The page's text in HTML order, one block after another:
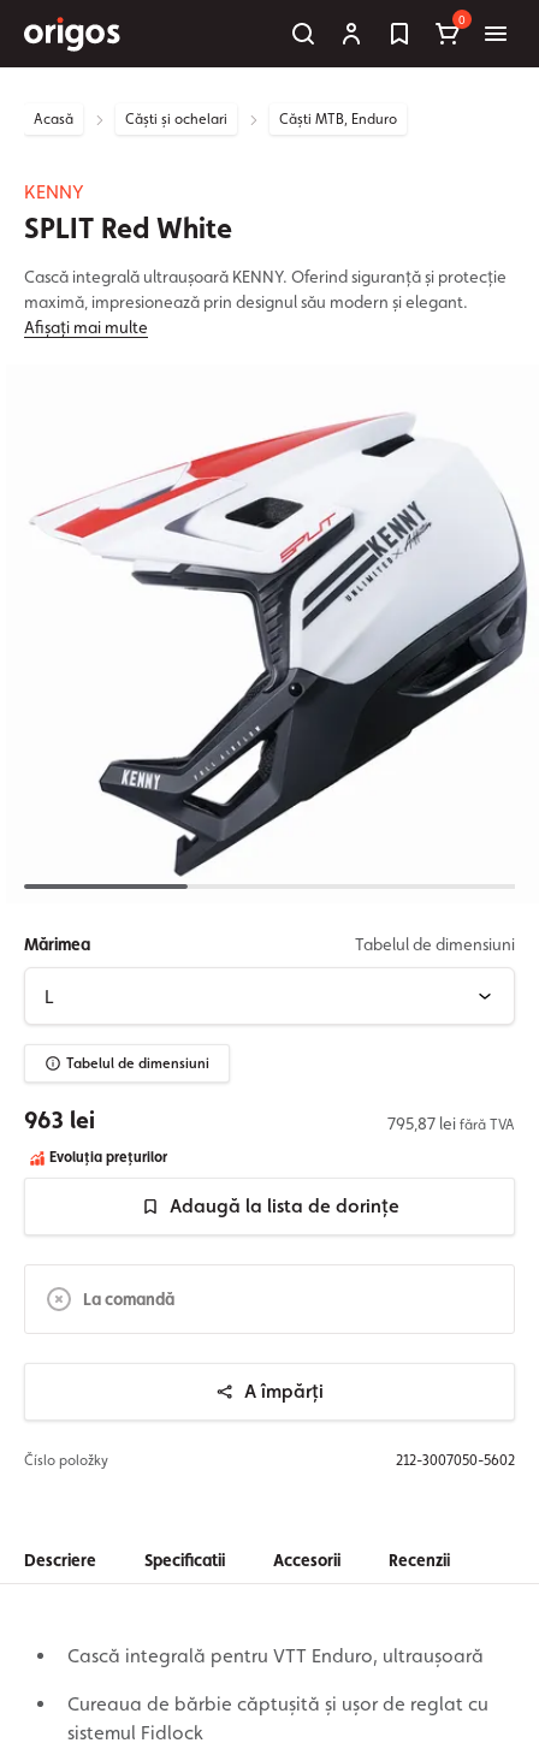
0
Acasă Căști și ochelari Căști MTB, Enduro
KENNY
SPLIT Red White
Cască integrală ultraușoară KENNY. Oferind siguranță și protecție
maximă, impresionează prin designul său modern și elegant.
Afișați mai multe
Mărimea Tabelul de dimensiuni
Tabelul de dimensiuni
963 lei 795,87 lei fără TVA
Evoluția prețurilor
Adaugă la lista de dorințe
La comandă
A împărți
Číslo položky 212-3007050-5602
Descriere Specificatii Accesorii Recenzii
Cască integrală pentru VTT Enduro, ultraușoară
Cureaua de bărbie căptușită și ușor de reglat cu
sistemul Fidlock